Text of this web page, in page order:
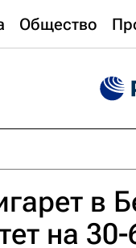
Общество
в
на 30-